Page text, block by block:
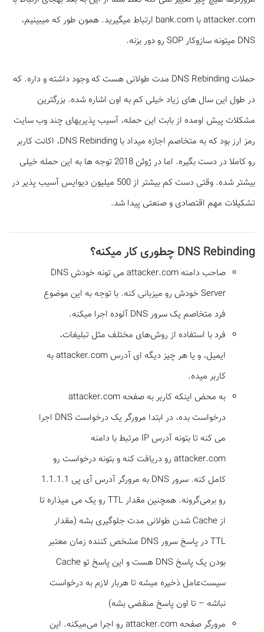
attacker.com با bank.com ارتباط می­گیرید. همون طور که می­بینیم،
DNS میتونه سازوکار SOP رو دور بزنه.
حملات DNS Rebinding مدت طولانی هست که وجود داشته و داره. که
در طول این سال های زیاد خیلی کم به اون اشاره شده. بزرگترین
مشکلات پیش اومده از بابت این حمله، آسیب پذیری­های چند وب سایت
رمز ارز بود که به متخاصم اجازه میداد با DNS Rebinding، اکانت کاربر
رو کاملا در دست بگیره. اما در ژوئن 2018 توجه ها به این حمله خیلی
بیشتر شده. وقتی دست کم بیشتر از 500 میلیون دیوایس آسیب پذیر در
تشکیلات مهم اقتصادی و صنعتی پیدا شد.
DNS Rebinding چطوری کار می­کنه؟
صاحب دامنه attacker.com می تونه خودش DNS
Server خودش رو میزبانی کنه. با توجه به این موضوع
فرد متخاصم یک سرور DNS آلوده اجرا می­کنه.
فرد با استفاده از روش‌­های مختلف مثل تبلیغات،
ایمیل، و یا هر چیز دیگه ای آدرس attacker.com به
کاربر میده.
به محض این­که کاربر به صفحه attacker.com
درخواست بده، در ابتدا مرورگر یک درخواست DNS اجرا
می کنه تا بتونه آدرس IP مرتبط با دامنه
attacker.com رو دریافت کنه و بتونه درخواست رو
کامل کنه. سرور DNS به مرورگر آدرس آی پی 1.1.1.1
رو برمی‌­گرونه. همچنین مقدار TTL رو یک می میذاره تا
از Cache شدن طولانی مدت جلوگیری بشه (مقدار
TTL در پاسخ سرور DNS مشخص کننده زمان معتبر
بودن یک پاسخ DNS هست و این پاسخ تو Cache
سیست‌عامل ذخیره میشه تا هربار لازم به درخواست
نباشه – تا اون پاسخ منقضی بشه)
مرورگر صفحه attacker.com رو اجرا می‌میکنه. این